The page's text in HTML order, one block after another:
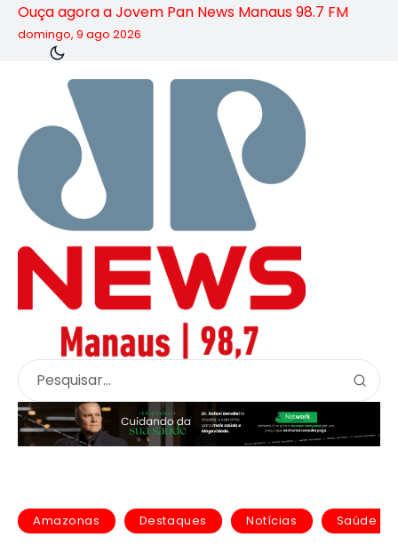
Ouça agora a Jovem Pan News Manaus 98.7 FM
domingo, 9 ago 2026
Amazonas Destaques Notícias Saúde